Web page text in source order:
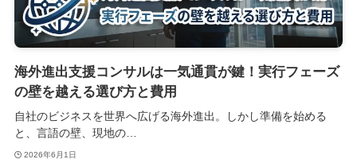
海外進出支援コンサルは一気通貫が鍵！実行フェーズ
の壁を越える選び方と費用
自社のビジネスを世界へ広げる海外進出。しかし準備を始める
と、言語の壁、現地の…
2026年6月1日